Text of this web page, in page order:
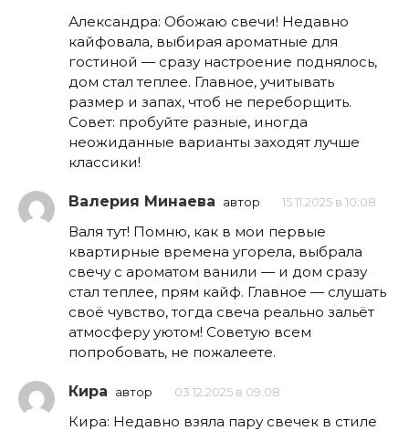
Александра: Обожаю свечи! Недавно
кайфовала, выбирая ароматные для
гостиной — сразу настроение поднялось,
дом стал теплее. Главное, учитывать
размер и запах, чтоб не переборщить.
Совет: пробуйте разные, иногда
неожиданные варианты заходят лучше
классики!
Валерия Минаева автор 15.11.2025 в 10:08
Валя тут! Помню, как в мои первые
квартирные времена угорела, выбрала
свечу с ароматом ванили — и дом сразу
стал теплее, прям кайф. Главное — слушать
своё чувство, тогда свеча реально зальёт
атмосферу уютом! Советую всем
попробовать, не пожалеете.
Кира автор 03.12.2025 в 09:08
Кира: Недавно взяла пару свечек в стиле